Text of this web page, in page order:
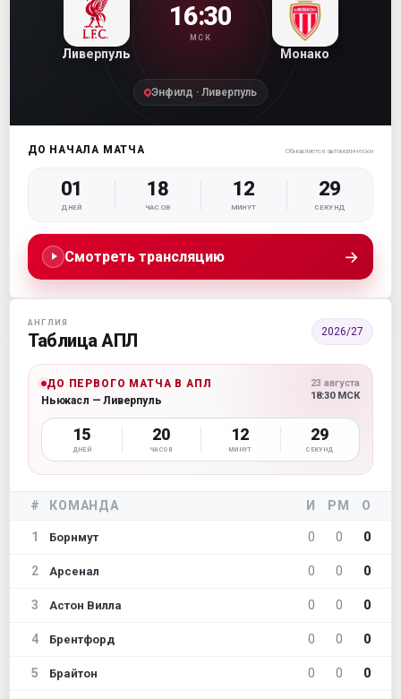
Ливерпуль
16:30
МСК
Монако
Энфилд · Ливерпуль
ДО НАЧАЛА МАТЧА Обновляется автоматически
01
ДНЕЙ
18
ЧАСОВ
12
МИНУТ
28
СЕКУНД
Смотреть трансляцию →
АНГЛИЯ
Таблица АПЛ 2026/27
ДО ПЕРВОГО МАТЧА В АПЛ
Ньюкасл — Ливерпуль
23 августа
18:30 МСК
15
ДНЕЙ
20
ЧАСОВ
12
МИНУТ
28
СЕКУНД
# КОМАНДА И РМ О
1 Борнмут 0 0 0
2 Арсенал 0 0 0
3 Астон Вилла 0 0 0
4 Брентфорд 0 0 0
5 Брайтон 0 0 0